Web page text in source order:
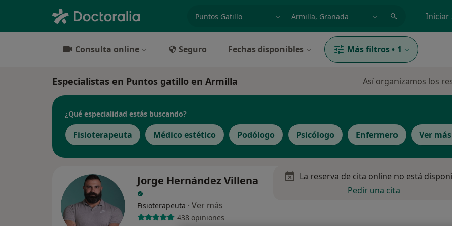
Iniciar
Consulta online Seguro Fechas disponibles Más filtros • 1
Especialistas en Puntos gatillo en Armilla Así organizamos los
¿Qué especialidad estás buscando?
Fisioterapeuta Médico estético Podólogo Psicólogo Enfermero Ver más
Jorge Hernández Villena
Fisioterapeuta · Ver más
438 opiniones
La reserva de cita online no está
Pedir una cita